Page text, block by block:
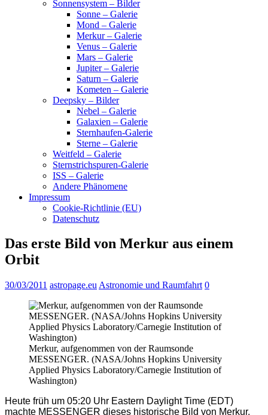
Sonnensystem – Bilder
Sonne – Galerie
Mond – Galerie
Merkur – Galerie
Venus – Galerie
Mars – Galerie
Jupiter – Galerie
Saturn – Galerie
Kometen – Galerie
Deepsky – Bilder
Nebel – Galerie
Galaxien – Galerie
Sternhaufen-Galerie
Sterne – Galerie
Weitfeld – Galerie
Sternstrichspuren-Galerie
ISS – Galerie
Andere Phänomene
Impressum
Cookie-Richtlinie (EU)
Datenschutz
Das erste Bild von Merkur aus einem
Orbit
30/03/2011 astropage.eu Astronomie und Raumfahrt 0
Merkur, aufgenommen von der Raumsonde
MESSENGER. (NASA/Johns Hopkins University
Applied Physics Laboratory/Carnegie Institution of
Washington)
Heute früh um 05:20 Uhr Eastern Daylight Time (EDT)
machte MESSENGER dieses historische Bild von Merkur.